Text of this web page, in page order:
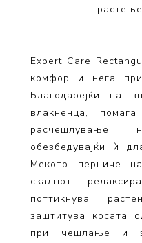
Expert Care
комфор и нега
Благодарејќи на
влакненца,
расчешлување
обезбедувајќи ѝ
Мекото перниче
скалпот
поттикнува
заштитува косата
при чешлање и